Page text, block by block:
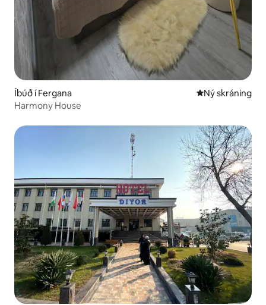
Íbúð í Fergana Ný gistiaðstaða
Ný skráning
Harmony House